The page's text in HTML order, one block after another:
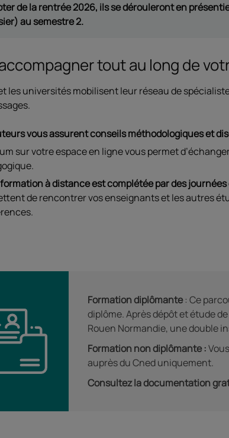
de la rentrée 2026, ils se dérouleront en
au semestre 2.
tout au long de
les universités mobilisent leur réseau de
vous assurent conseils méthodologiques et
sur votre espace en ligne vous permet
à distance est complétée par des
de rencontrer vos enseignants et les autres
Formation diplômante: Ce
diplôme. Après dépôt et étude
Rouen Normandie, une double
Formation non diplômante :
auprès du Cned uniquement.
Consultez la documentation